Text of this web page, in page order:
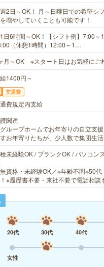
2日～OK！ 月～日曜日での希望シ
増やしていくことも可能です！
6時間～OK！【シフト例】7:00～
（休憩1時間）12:00～1…
月～OK ※スタート日はお気軽にご
1400円～
交通費
費規定内支給
関連
ループホームでお年寄りの自立支
お年寄りたちが、少人数で集団生
未経験OK / ブランクOK / パソコン
資格・未経験OK／※年齢不問※50
※履歴書不要・来社不要で電話相
20代
30代 40代
女性